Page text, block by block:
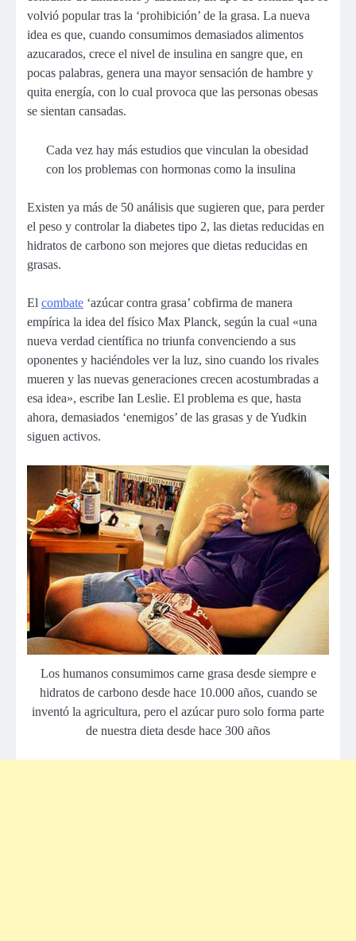
volvió popular tras la ‘prohibición’ de la grasa. La nueva
idea es que, cuando consumimos demasiados alimentos
azucarados, crece el nivel de insulina en sangre que, en
pocas palabras, genera una mayor sensación de hambre y
quita energía, con lo cual provoca que las personas obesas
se sientan cansadas.
Cada vez hay más estudios que vinculan la obesidad
con los problemas con hormonas como la insulina
Existen ya más de 50 análisis que sugieren que, para perder
el peso y controlar la diabetes tipo 2, las dietas reducidas en
hidratos de carbono son mejores que dietas reducidas en
grasas.
El combate ‘azúcar contra grasa’ cobfirma de manera
empírica la idea del físico Max Planck, según la cual «una
nueva verdad científica no triunfa convenciendo a sus
oponentes y haciéndoles ver la luz, sino cuando los rivales
mueren y las nuevas generaciones crecen acostumbradas a
esa idea», escribe Ian Leslie. El problema es que, hasta
ahora, demasiados ‘enemigos’ de las grasas y de Yudkin
siguen activos.
Los humanos consumimos carne grasa desde siempre e
hidratos de carbono desde hace 10.000 años, cuando se
inventó la agricultura, pero el azúcar puro solo forma parte
de nuestra dieta desde hace 300 años